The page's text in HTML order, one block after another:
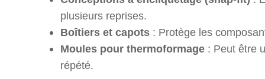
plusieurs reprises.
Boîtiers et capots : Protège les
Moules pour thermoformage : Peut être
répété.